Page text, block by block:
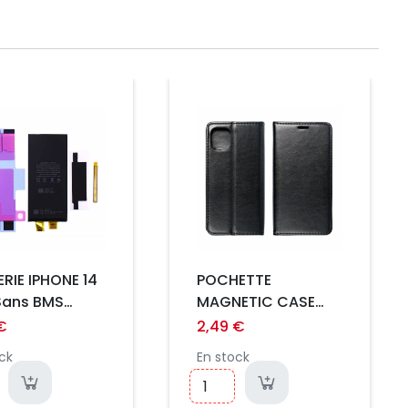
IPHONE 14
BMS
Prix
POCHETTE
MAGNETIC CASE
POUR SAMSUNG
2,49 €
En stock